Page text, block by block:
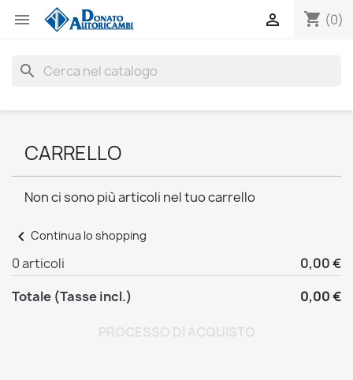
 shopping_cart (0)

search
CARRELLO
Non ci sono più articoli nel tuo carrello
chevron_left Continua lo shopping
0 articoli
0,00 €
Totale (Tasse incl.)
0,00 €
PROCESSO DI ACQUISTO